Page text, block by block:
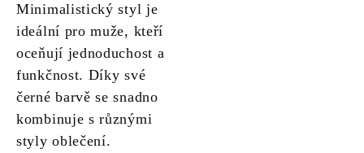
Minimalistický styl je
ideální pro muže, kteří
oceňují jednoduchost a
funkčnost. Díky své
černé barvě se snadno
kombinuje s různými
styly oblečení.